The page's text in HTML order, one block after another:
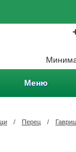
Меню
/ Перец /